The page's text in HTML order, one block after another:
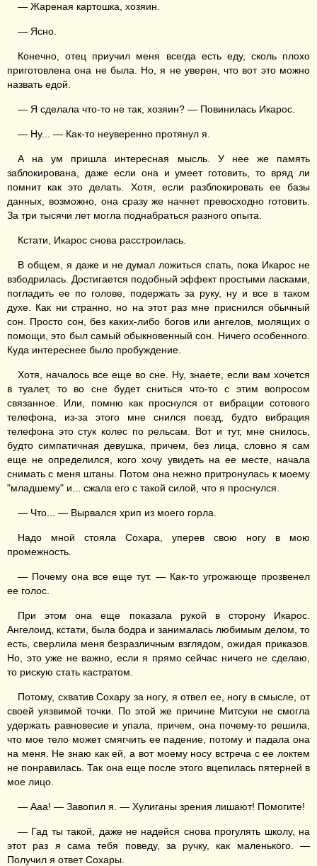
— Жареная картошка, хозяин.
— Ясно.
Конечно, отец приучил меня всегда есть еду, сколь плохо
приготовлена она не была. Но, я не уверен, что вот это можно
назвать едой.
— Я сделала что-то не так, хозяин? — Повинилась Икарос.
— Ну... — Как-то неуверенно протянул я.
А на ум пришла интересная мысль. У нее же память
заблокирована, даже если она и умеет готовить, то вряд ли
помнит как это делать. Хотя, если разблокировать ее базы
данных, возможно, она сразу же начнет превосходно готовить.
За три тысячи лет могла поднабраться разного опыта.
Кстати, Икарос снова расстроилась.
В общем, я даже и не думал ложиться спать, пока Икарос не
взбодрилась. Достигается подобный эффект простыми ласками,
погладить ее по голове, подержать за руку, ну и все в таком
духе. Как ни странно, но на этот раз мне приснился обычный
сон. Просто сон, без каких-либо богов или ангелов, молящих о
помощи, это был самый обыкновенный сон. Ничего особенного.
Куда интереснее было пробуждение.
Хотя, началось все еще во сне. Ну, знаете, если вам хочется
в туалет, то во сне будет сниться что-то с этим вопросом
связанное. Или, помню как проснулся от вибрации сотового
телефона, из-за этого мне снился поезд, будто вибрация
телефона это стук колес по рельсам. Вот и тут, мне снилось,
будто симпатичная девушка, причем, без лица, словно я сам
еще не определился, кого хочу увидеть на ее месте, начала
снимать с меня штаны. Потом она нежно притронулась к моему
"младшему" и... сжала его с такой силой, что я проснулся.
— Что... — Вырвался хрип из моего горла.
Надо мной стояла Сохара, уперев свою ногу в мою
промежность.
— Почему она все еще тут. — Как-то угрожающе прозвенел
ее голос.
При этом она еще показала рукой в сторону Икарос.
Ангелоид, кстати, была бодра и занималась любимым делом, то
есть, сверлила меня безразличным взглядом, ожидая приказов.
Но, это уже не важно, если я прямо сейчас ничего не сделаю,
то рискую стать кастратом.
Потому, схватив Сохару за ногу, я отвел ее, ногу в смысле, от
своей уязвимой точки. По этой же причине Митсуки не смогла
удержать равновесие и упала, причем, она почему-то решила,
что мое тело может смягчить ее падение, потому и падала она
на меня. Не знаю как ей, а вот моему носу встреча с ее локтем
не понравилась. Так она еще после этого вцепилась пятерней в
мое лицо.
— Ааа! — Завопил я. — Хулиганы зрения лишают! Помогите!
— Гад ты такой, даже не надейся снова прогулять школу, на
этот раз я сама тебя поведу, за ручку, как маленького. —
Получил я ответ Сохары.